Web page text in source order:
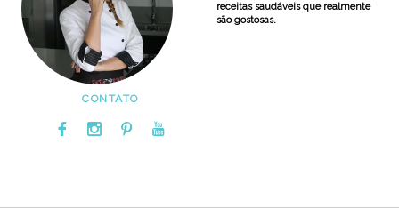
receitas saudáveis que realmente
são gostosas.
CONTATO